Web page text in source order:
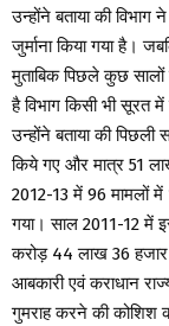
उन्होंने बताया की
जुर्माना किया गया है।
मुताबिक पिछले कुछ सालों
है विभाग किसी भी सूरत
उन्होंने बताया की
किये गए और मात्र 51
2012-13 में 96 मामलों
गया। साल 2011-12 में
करोड़ 44 लाख 36 हजार
आबकारी एवं कराधान
गुमराह करने की कोशिश